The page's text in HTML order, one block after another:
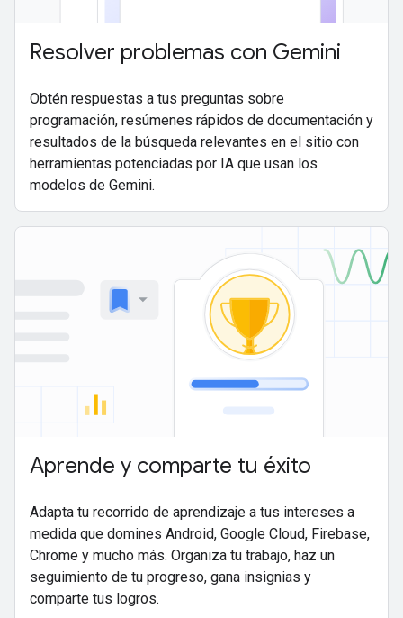
Resolver problemas con Gemini
Obtén respuestas a tus preguntas sobre
programación, resúmenes rápidos de documentación y
resultados de la búsqueda relevantes en el sitio con
herramientas potenciadas por IA que usan los
modelos de Gemini.
Aprende y comparte tu éxito
Adapta tu recorrido de aprendizaje a tus intereses a
medida que domines Android, Google Cloud, Firebase,
Chrome y mucho más. Organiza tu trabajo, haz un
seguimiento de tu progreso, gana insignias y
comparte tus logros.